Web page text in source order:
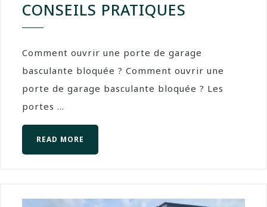
CONSEILS PRATIQUES
Comment ouvrir une porte de garage
basculante bloquée ? Comment ouvrir une
porte de garage basculante bloquée ? Les
portes ...
READ MORE